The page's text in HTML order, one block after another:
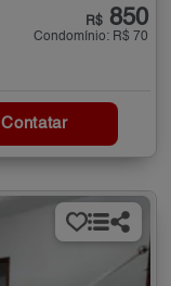
R$ 850
Condomínio: R$ 70
Contatar